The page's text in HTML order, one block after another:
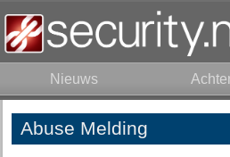
Nieuws
Abuse Melding